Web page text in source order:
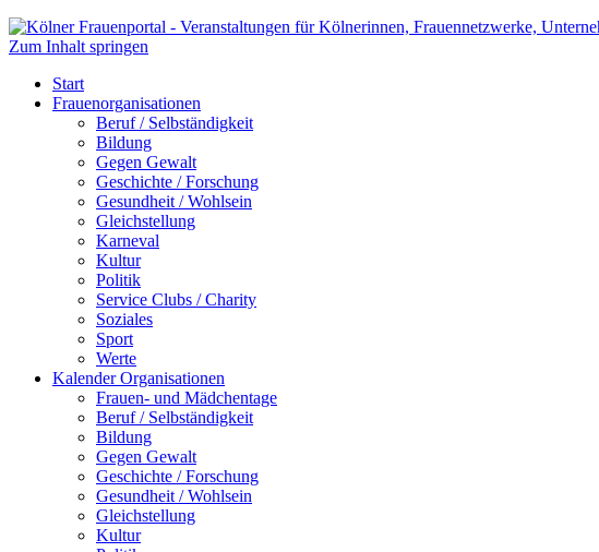
Kölner Frauenportal
Veranstaltungen für Kölnerinnen,
Zum Inhalt springen
Start
Frauenorganisationen
Beruf / Selbständigkeit
Bildung
Gegen Gewalt
Geschichte / Forschung
Gesundheit / Wohlsein
Gleichstellung
Karneval
Kultur
Politik
Service Clubs / Charity
Soziales
Sport
Werte
Kalender Organisationen
Frauen- und Mädchentage
Beruf / Selbständigkeit
Bildung
Gegen Gewalt
Geschichte / Forschung
Gesundheit / Wohlsein
Gleichstellung
Kultur